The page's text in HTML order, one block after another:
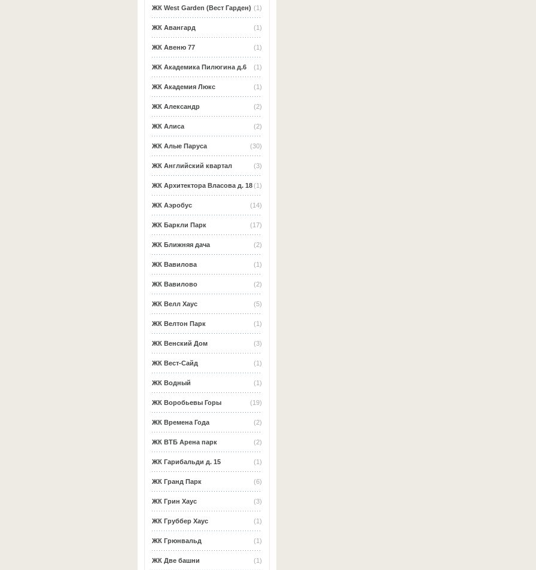
(1)
ЖК West Garden (Вест Гарден)
(1)
ЖК Авангард
(1)
ЖК Авеню 77
(1)
ЖК Академика Пилюгина д.6
(1)
ЖК Академия Люкс
(2)
ЖК Александр
(2)
ЖК Алиса
(30)
ЖК Алые Паруса
(3)
ЖК Английский квартал
(1)
ЖК Архитектора Власова д. 18
(14)
ЖК Аэробус
(17)
ЖК Баркли Парк
(2)
ЖК Ближняя дача
(1)
ЖК Вавилова
(2)
ЖК Вавилово
(5)
ЖК Велл Хаус
(1)
ЖК Велтон Парк
(3)
ЖК Венский Дом
(1)
ЖК Вест-Сайд
(1)
ЖК Водный
(19)
ЖК Воробьевы Горы
(2)
ЖК Времена Года
(2)
ЖК ВТБ Арена парк
(1)
ЖК Гарибальди д. 15
(6)
ЖК Гранд Парк
(3)
ЖК Грин Хаус
(1)
ЖК Груббер Хаус
(1)
ЖК Грюнвальд
(1)
ЖК Две башни